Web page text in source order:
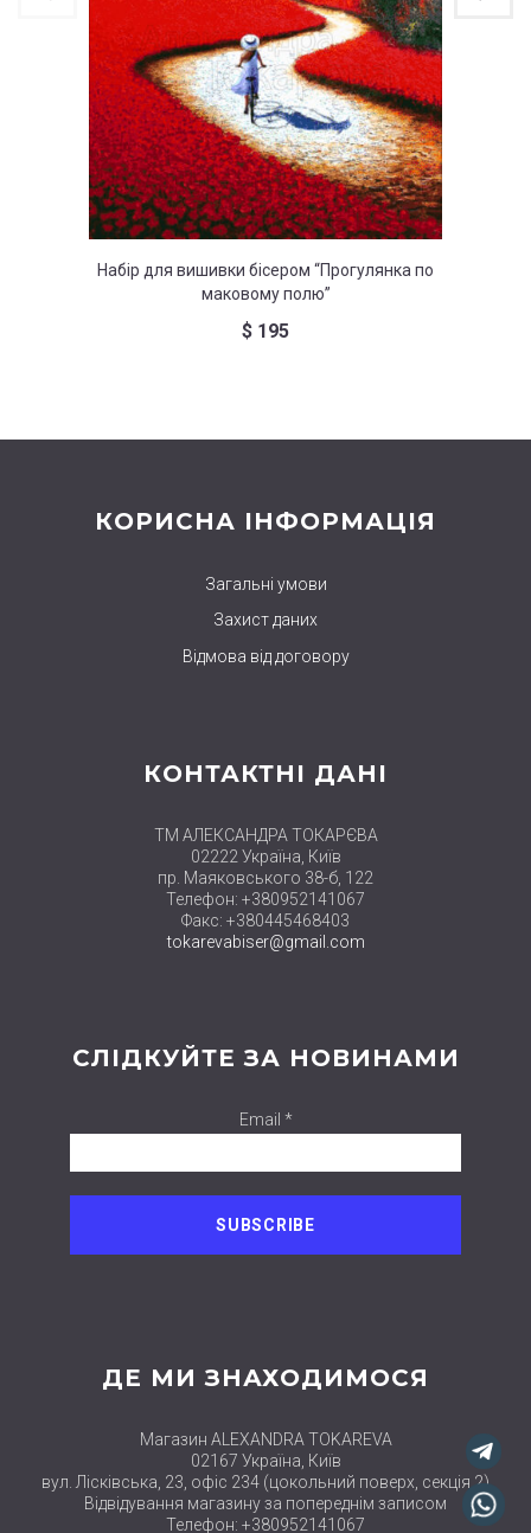
Набір для вишивки бісером “Прогулянка по
маковому полю”
$ 195
КОРИСНА ІНФОРМАЦІЯ
Загальні умови
Захист даних
Відмова від договору
КОНТАКТНІ ДАНІ
ТМ АЛЕКСАНДРА ТОКАРЄВА
02222 Україна, Київ
пр. Маяковського 38-б, 122
Телефон: +380952141067
Факс: +380445468403
tokarevabiser@gmail.com
СЛІДКУЙТЕ ЗА НОВИНАМИ
Email *
ДЕ МИ ЗНАХОДИМОСЯ
Магазин ALEXANDRA TOKAREVA
02167 Україна, Київ
вул. Лісківська, 23, офіс 234 (цокольний поверх, секція 2)
Відвідування магазину за попереднім записом
Телефон: +380952141067